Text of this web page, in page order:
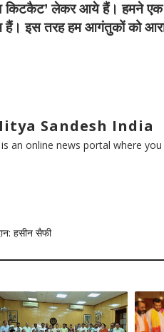
किटकैट’लेकर आये हैं। हमने एक
हैं। इस तरह हम आगंतुकों को
Sandesh India
an online news portal where
हसीन सैफी